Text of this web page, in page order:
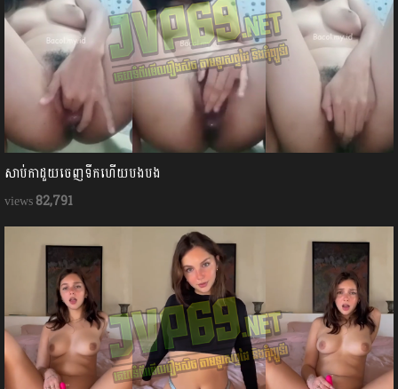
សាប់កាដួយចេញទឹកហើយបងបង
82,791